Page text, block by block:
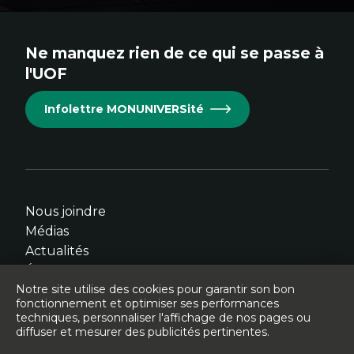
Cet
s'ouvrira
dans
fenêtre.
Cet
s'ouvrira
dans
fenêtre.
Cet
s'ouvrira
dans
fenêtre.
Cet
s'ouvrira
dans
fenêtre.
Cet
s'ouvrira
dans
fenêtre.
Ne manquez rien de ce qui se passe à
l'UOF
Infolettre MONUNIVERSité
Nous joindre
Médias
Actualités
© Université de l'Ontario français - 2026
Notre site utilise des cookies pour garantir son bon
fonctionnement et optimiser ses performances
techniques, personnaliser l'affichage de nos pages ou
diffuser et mesurer des publicités pertinentes.